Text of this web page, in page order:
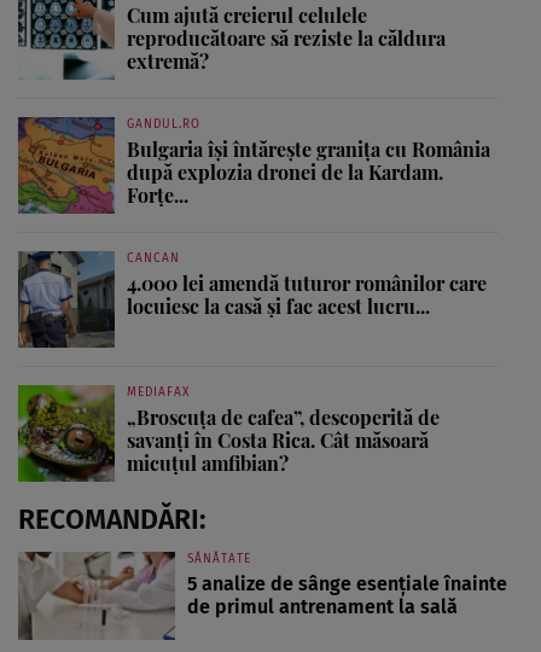
Cum ajută creierul celulele
reproducătoare să reziste la căldura
extremă?
GANDUL.RO
Bulgaria își întărește granița cu România
după explozia dronei de la Kardam.
Forțe...
CANCAN
4.000 lei amendă tuturor românilor care
locuiesc la casă și fac acest lucru...
MEDIAFAX
„Broscuța de cafea”, descoperită de
savanți în Costa Rica. Cât măsoară
micuțul amfibian?
RECOMANDĂRI:
SĂNĂTATE
5 analize de sânge esențiale înainte
de primul antrenament la sală